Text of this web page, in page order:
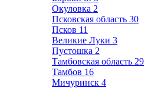
Окуловка 2
Псковская область 30
Псков 11
Великие Луки 3
Пустошка 2
Тамбовская область 29
Тамбов 16
Мичуринск 4